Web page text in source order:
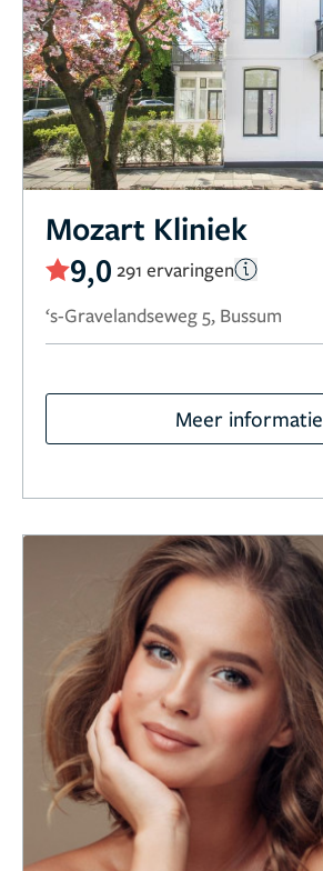
Mozart Kliniek
9,0 291 ervaringen
‘s-Gravelandseweg 5, Bussum
Meer informatie